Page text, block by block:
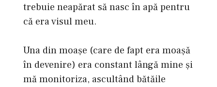
trebuie neapărat să nasc în apă pentru
că era visul meu.
Una din moaşe (care de fapt era moaşă
în devenire) era constant lângă mine şi
mă monitoriza, ascultând bătăile